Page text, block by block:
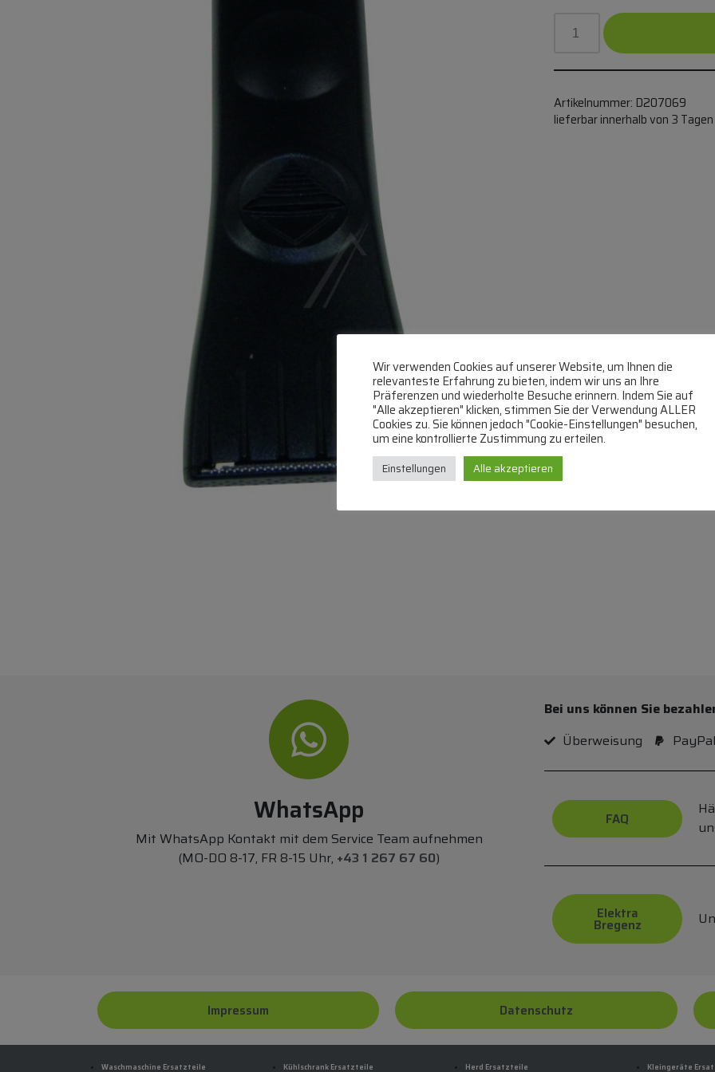
Artikelnummer: D207069
lieferbar innerhalb von 3 Tagen
WhatsApp
Mit WhatsApp Kontakt mit dem Service Team aufnehmen
(MO-DO 8-17, FR 8-15 Uhr, +43 1 267 67 60)
Bei uns können Sie
Überweisung
PayPal
FAQ
Elektra
Bregenz
Impressum Datenschutz
Waschmaschine Ersatzteile Kühlschrank Ersatzteile Herd Ersatzteile Kleingeräte
Wir verwenden Cookies auf unserer Website, um Ihnen die
relevanteste Erfahrung zu bieten, indem wir uns an Ihre
Präferenzen und wiederholte Besuche erinnern. Indem Sie auf
"Alle akzeptieren" klicken, stimmen Sie der Verwendung ALLER
Cookies zu. Sie können jedoch "Cookie-Einstellungen" besuchen,
um eine kontrollierte Zustimmung zu erteilen.
Einstellungen Alle akzeptieren